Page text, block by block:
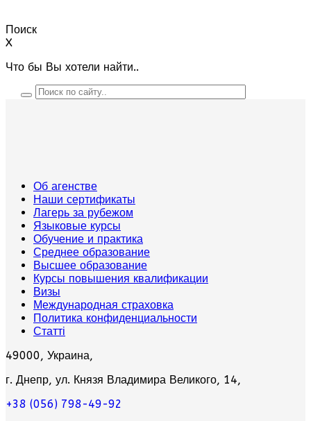
Поиск
X
Что бы Вы хотели найти..
Об агенстве
Наши сертификаты
Лагерь за рубежом
Языковые курсы
Обучение и практика
Среднее образование
Высшее образование
Курсы повышения квалификации
Визы
Международная страховка
Политика конфиденциальности
Статті
49000, Украина,
г. Днепр, ул. Князя Владимира Великого, 14,
+38 (056) 798-49-92